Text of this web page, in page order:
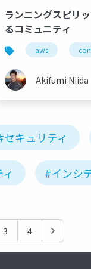
ランニングスピリ
るコミュニティ
aws
Akifumi Niida
セキュリティ
#インシ
3 4